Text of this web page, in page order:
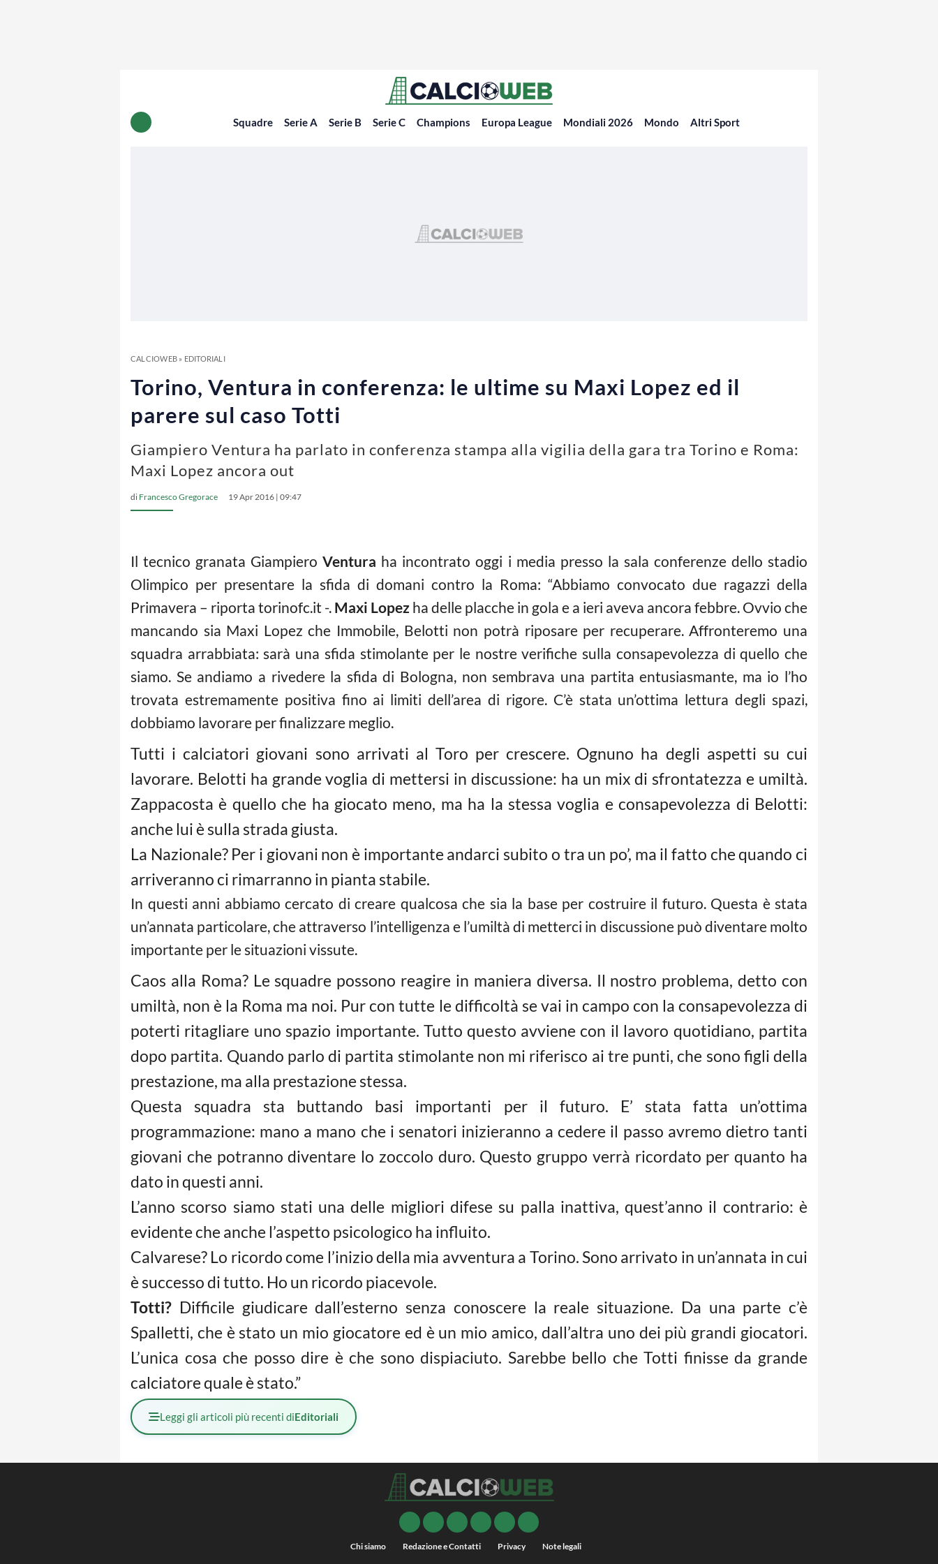
Squadre Serie A Serie B Serie C Champions Europa League Mondiali 2026 Mondo Altri Sport
CALCIOWEB» EDITORIALI
Torino, Ventura in conferenza: le ultime su Maxi Lopez ed il
parere sul caso Totti
Giampiero Ventura ha parlato in conferenza stampa alla vigilia della gara tra Torino e Roma:
Maxi Lopez ancora out
di Francesco Gregorace 19 Apr 2016 | 09:47
Il tecnico granata GiampieroVentura ha incontrato oggi i media presso la sala conferenze dello stadio
Olimpico per presentare la sfida di domani contro la Roma: “Abbiamo convocato due ragazzi della
Primavera – riporta torinofc.it -. Maxi Lopez ha delle placche in gola e a ieri aveva ancora febbre. Ovvio che
mancando sia Maxi Lopez che Immobile, Belotti non potrà riposare per recuperare. Affronteremo una
squadra arrabbiata: sarà una sfida stimolante per le nostre verifiche sulla consapevolezza di quello che
siamo. Se andiamo a rivedere la sfida di Bologna, non sembrava una partita entusiasmante, ma io l’ho
trovata estremamente positiva fino ai limiti dell’area di rigore. C’è stata un’ottima lettura degli spazi,
dobbiamo lavorare per finalizzare meglio.
Tutti i calciatori giovani sono arrivati al Toro per crescere. Ognuno ha degli aspetti su cui
lavorare. Belotti ha grande voglia di mettersi in discussione: ha un mix di sfrontatezza e umiltà.
Zappacosta è quello che ha giocato meno, ma ha la stessa voglia e consapevolezza di Belotti:
anche lui è sulla strada giusta.
La Nazionale? Per i giovani non è importante andarci subito o tra un po’, ma il fatto che quando ci
arriveranno ci rimarranno in pianta stabile.
In questi anni abbiamo cercato di creare qualcosa che sia la base per costruire il futuro. Questa è stata
un’annata particolare, che attraverso l’intelligenza e l’umiltà di metterci in discussione può diventare molto
importante per le situazioni vissute.
Caos alla Roma? Le squadre possono reagire in maniera diversa. Il nostro problema, detto con
umiltà, non è la Roma ma noi. Pur con tutte le difficoltà se vai in campo con la consapevolezza di
poterti ritagliare uno spazio importante. Tutto questo avviene con il lavoro quotidiano, partita
dopo partita. Quando parlo di partita stimolante non mi riferisco ai tre punti, che sono figli della
prestazione, ma alla prestazione stessa.
Questa squadra sta buttando basi importanti per il futuro. E’ stata fatta un’ottima
programmazione: mano a mano che i senatori inizieranno a cedere il passo avremo dietro tanti
giovani che potranno diventare lo zoccolo duro. Questo gruppo verrà ricordato per quanto ha
dato in questi anni.
L’anno scorso siamo stati una delle migliori difese su palla inattiva, quest’anno il contrario: è
evidente che anche l’aspetto psicologico ha influito.
Calvarese? Lo ricordo come l’inizio della mia avventura a Torino. Sono arrivato in un’annata in cui
è successo di tutto. Ho un ricordo piacevole.
Totti? Difficile giudicare dall’esterno senza conoscere la reale situazione. Da una parte c’è
Spalletti, che è stato un mio giocatore ed è un mio amico, dall’altra uno dei più grandi giocatori.
L’unica cosa che posso dire è che sono dispiaciuto. Sarebbe bello che Totti finisse da grande
calciatore quale è stato.”
Leggi gli articoli più recenti diEditoriali
Chi siamo Redazione e Contatti Privacy Note legali